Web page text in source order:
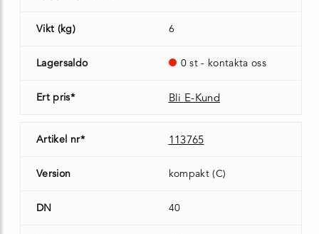
Vikt (kg) 6
Lagersaldo 0 st - kontakta oss
Ert pris* Bli E-Kund
Artikel nr* 113765
Version kompakt (C)
DN 40